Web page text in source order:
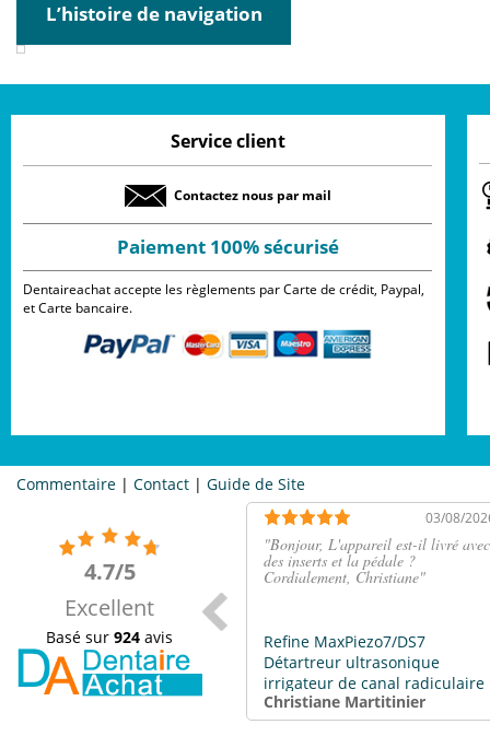
L’histoire de navigation
Service client
Contactez nous par mail
Paiement 100% sécurisé
Dentaireachat accepte les règlements par Carte de crédit, Paypal,
et Carte bancaire.
Commentaire | Contact | Guide de Site
4.7/5
Excellent
Basé sur 924 avis
03/08/
"Bonjour, L'appareil est-il livré avec
des inserts et la pédale ?
Cordialement, Christiane"
Refine MaxPiezo7/DS7
Détartreur ultrasonique
irrigateur de canal radiculaire
compatible EMS / SATELEC
Christiane Martitinier